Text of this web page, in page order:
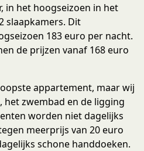
in het hoogseizoen in het
slaapkamers. Dit
183 euro per nacht.
de prijzen vanaf 168 euro
appartement, maar wij
zwembad en de ligging
worden niet dagelijks
meerprijs van 20 euro
schone handdoeken.